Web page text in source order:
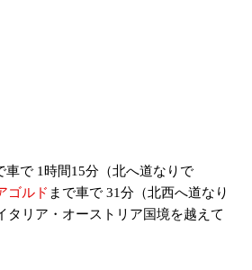
車で 1時間15分（北へ道なりで
ゴルド まで車で 31分（北西へ道なり
タリア・オーストリア国境を越えて